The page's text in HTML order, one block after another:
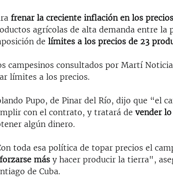
frenar la creciente inflación en los precios
agrícolas de alta demanda entre la
de límites a los precios de 23
campesinos consultados por Martí
límites a los precios.
Pupo, de Pinar del Río, dijo que “el
con el contrato, y tratará devender
algún dinero.
toda esa política de topar precios el
más y hacer producir la tierra",
de Cuba.